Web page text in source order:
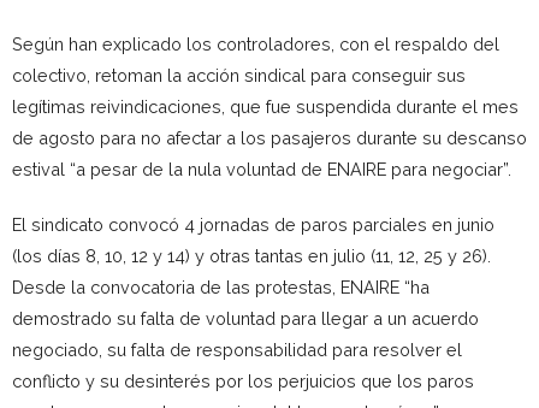
Según han explicado los controladores, con el respaldo del
colectivo, retoman la acción sindical para conseguir sus
legítimas reivindicaciones, que fue suspendida durante el mes
de agosto para no afectar a los pasajeros durante su descanso
estival “a pesar de la nula voluntad de ENAIRE para negociar”.
El sindicato convocó 4 jornadas de paros parciales en junio
(los días 8, 10, 12 y 14) y otras tantas en julio (11, 12, 25 y 26).
Desde la convocatoria de las protestas, ENAIRE “ha
demostrado su falta de voluntad para llegar a un acuerdo
negociado, su falta de responsabilidad para resolver el
conflicto y su desinterés por los perjuicios que los paros